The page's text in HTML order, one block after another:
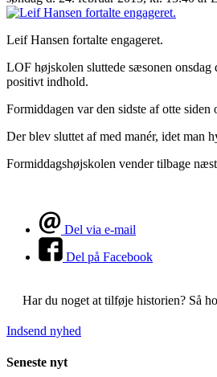
Leif Hansen fortalte engageret.
LOF højskolen sluttede sæsonen
positivt indhold.
Formiddagen var den sidste af otte
Der blev sluttet af med manér, idet man
Formiddagshøjskolen vender tilbage
Del via e-mail
Del på Facebook
Har du noget at tilføje historien? Så
Indsend nyhed
Seneste nyt